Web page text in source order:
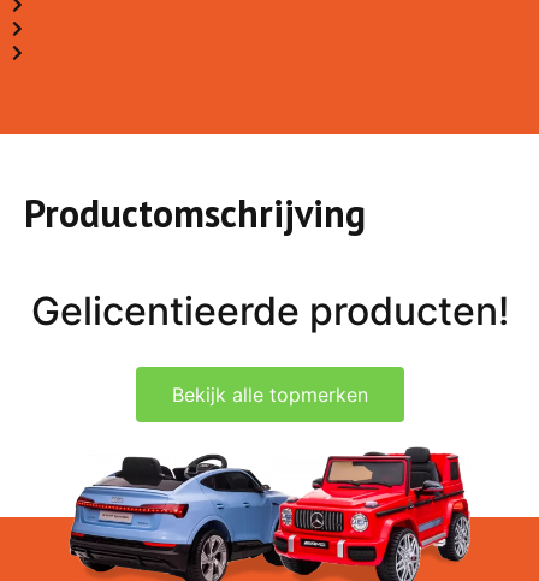
Productomschrijving
Gelicentieerde producten!
Bekijk alle topmerken